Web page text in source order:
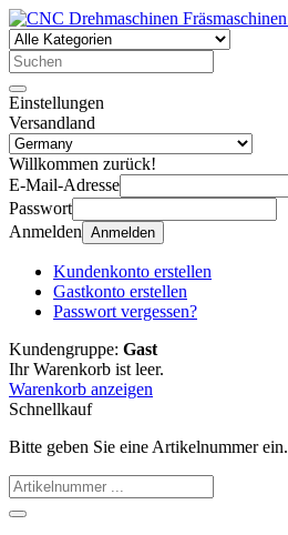
Einstellungen
Versandland
Willkommen zurück!
E-Mail-Adresse
Passwort
Anmelden Anmelden
Kundenkonto erstellen
Gastkonto erstellen
Passwort vergessen?
Kundengruppe: Gast
Ihr Warenkorb ist leer.
Warenkorb anzeigen
Schnellkauf
Bitte geben Sie eine Artikelnummer ein.